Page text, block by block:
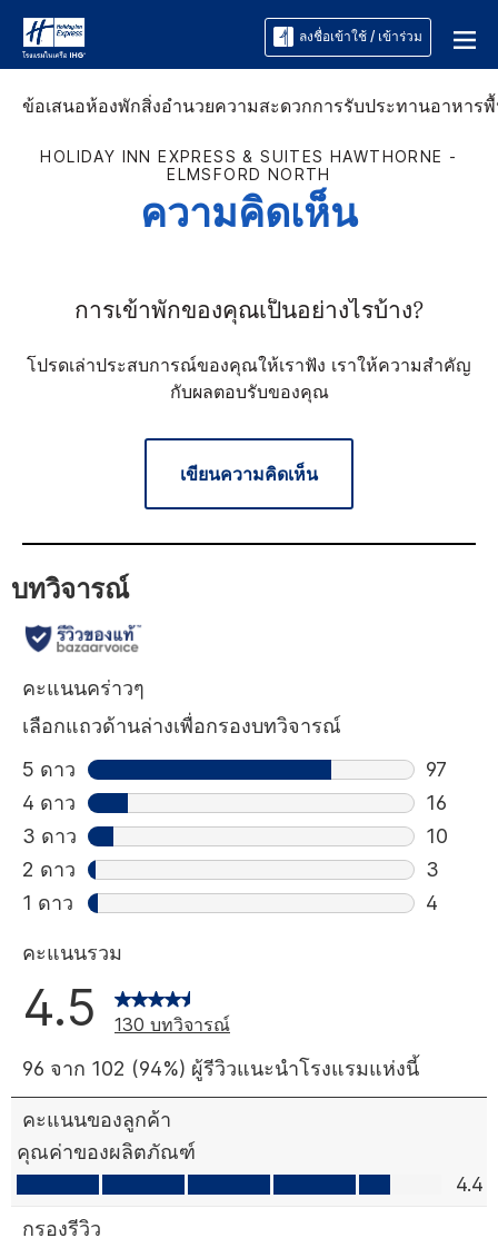
ลงชื่อเข้าใช้ / เข้าร่วม
ข้อเสนอห้องพักสิ่งอำนวยความสะดวกการรับประทานอาหาร
HOLIDAY INN EXPRESS & SUITES HAWTHORNE -
ELMSFORD NORTH
ความคิดเห็น
การเข้าพักของคุณเป็นอย่างไรบ้าง?
โปรดเล่าประสบการณ์ของคุณให้เราฟัง เราให้ความสำคัญ
กับผลตอบรับของคุณ
เขียนความคิดเห็น